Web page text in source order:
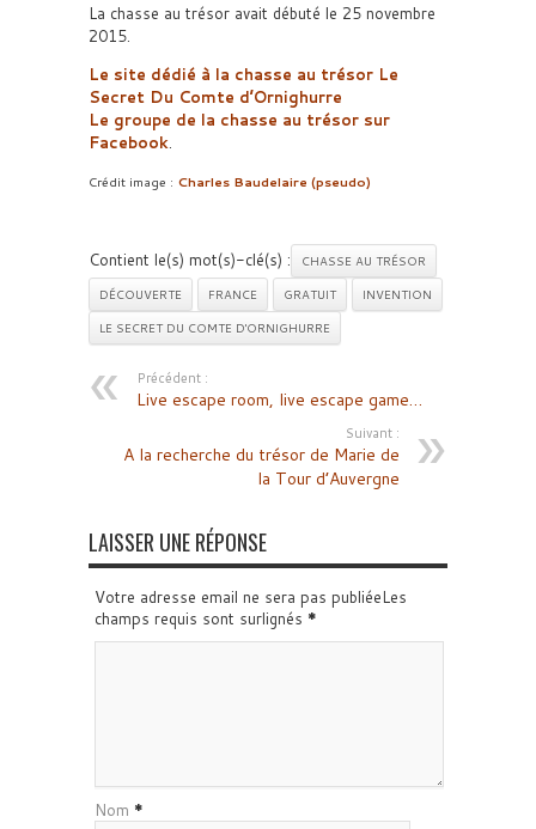
La chasse au trésor avait débuté le 25 novembre
2015.
Le site dédié à la chasse au trésor Le
Secret Du Comte d’Ornighurre
Le groupe de la chasse au trésor sur
Facebook.
Crédit image : Charles Baudelaire (pseudo)
Contient le(s) mot(s)-clé(s) :
CHASSE AU TRÉSOR
DÉCOUVERTE
FRANCE GRATUIT
INVENTION
LE SECRET DU COMTE D'ORNIGHURRE
Précédent :
Live escape room, live escape game…
Suivant :
A la recherche du trésor de Marie de
la Tour d’Auvergne
LAISSER UNE RÉPONSE
Votre adresse email ne sera pas publiéeLes
champs requis sont surlignés *
Nom *